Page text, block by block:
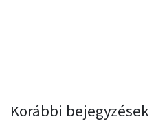
Korábbi bejegyzések